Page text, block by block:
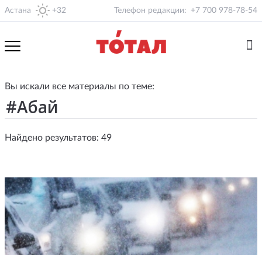
Астана +32 Телефон редакции: +7 700 978-78-54
Вы искали все материалы по теме:
Найдено результатов: 49